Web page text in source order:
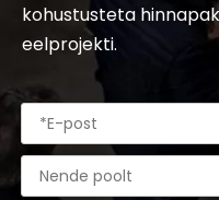
kohustusteta
eelprojekti.